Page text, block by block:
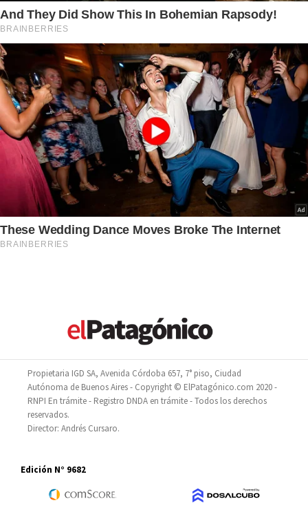
Propietaria IGD SA, Avenida Córdoba 657, 7° piso, Ciudad
Autónoma de Buenos Aires - Copyright © ElPatagónico.com 2020 -
RNPI En trámite - Registro DNDA en trámite - Todos los derechos
reservados.
Director: Andrés Cursaro.
Edición N° 9682